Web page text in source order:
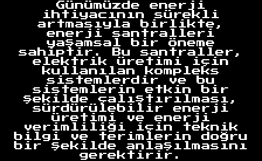
Günümüzde enerji
ihtiyacının sürekli
artmasıyla birlikte,
enerji santralleri
yaşamsal bir öneme
sahiptir. Bu santraller,
elektrik üretimi için
kullanılan kompleks
sistemlerdir ve bu
sistemlerin etkin bir
şekilde çalıştırılması,
sürdürülebilir enerji
üretimi ve enerji
verimliliği için teknik
bilgi ve terimlerin doğru
bir şekilde anlaşılmasını
gerektirir.